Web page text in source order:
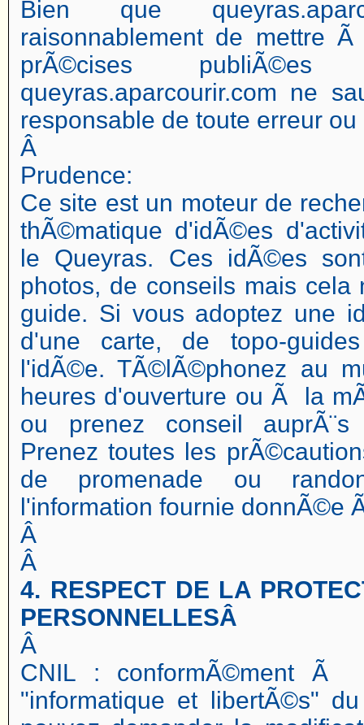
Bien que
raisonnablement de mettre
prÃ©cises
queyras.aparcourir.com ne
responsable de toute erreur
Â
Prudence:
Ce site est un moteur de
thÃ©matique d'idÃ©es
le Queyras. Ces idÃ©es
photos, de conseils mais
guide. Si vous adoptez une
d'une carte, de topo-
l'idÃ©e. TÃ©lÃ©phonez au
heures d'ouverture ou Ã la
ou prenez conseil auprÃ¨s
Prenez toutes les
de promenade ou
l'information fournie donnÃ©e
Â
Â
4. RESPECT DE LA
PERSONNELLESÂ
Â
CNIL : conformÃ©ment
"informatique et libertÃ©s"